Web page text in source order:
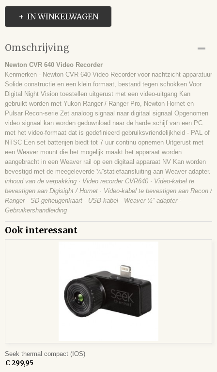
IN WINKELWAGEN
Omschrijving
Newton CVR 640 Video Recorder
Kenmerken - Newton CVR 640 Video Recorder voor nachtzicht apparatuur
Solide constructie en een klein formaat, bestand tegen schokken Voor
Digital Night Vision toestellen uitgerust met een video-uitgang Kan
gebruikt worden met Yukon Ranger / Ranger Pro, Newton Hornet en
Pulsar Recon-serie Zet analoog signaal naar digitaal signaal Opgenomen
video signaal kan worden gedownload naar de harde schijf van een PC
met het video-formaat dat is gedefinieerd gebruiksvriendelijkheid - PAL of
NTSC Een set batterijen biedt tot 7 uur continu opnemen Uitgerust met
een Weaver mount die het mogelijk maakt het apparaat worden
aangebracht in een Weaver rail op een digitaal apparaat NV Kan worden
bevestigd met de meegeleverde ¼”statiefaansluiting aan Weaver adapter.
inhoud van de verpakking · Video recorder CVR640 · Video-kabel te
bevestigen aan Digisight / Hornet · Video-kabel te bevestigen aan Recon /
Ranger · SD-geheugenkaart · USB-kabel · Weaver ¼” adapter ·
Gebruikershandleiding
Ook interessant
Seek thermal compact (IOS)
€ 299,95